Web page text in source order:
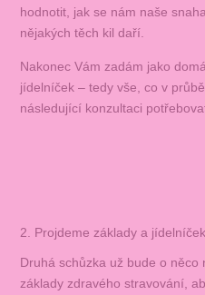
hodnotit, jak se nám naše
nějakých těch kil daří.
Nakonec Vám zadám jako
jídelníček – tedy vše, co v
následující konzultaci
2. Projdeme základy a jídelníček
Druhá schůzka už bude o
základy zdravého stravování,